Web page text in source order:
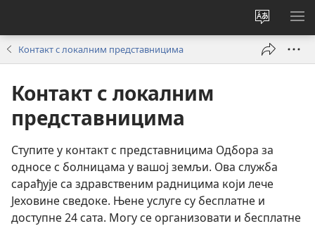
Промени
језик
сајта
Контакт с локалним представницима
Контакт с локалним
представницима
Ступите у контакт с представницима Одбора за
односе с болницама у вашој земљи. Ова служба
сарађује са здравственим радницима који лече
Јеховине сведоке. Њене услуге су бесплатне и
доступне 24 сата. Могу се организовати и бесплатне